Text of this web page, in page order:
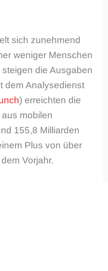
sich zunehmend
weniger Menschen
die Ausgaben
dem Analysedienst
) erreichten die
mobilen
155,8 Milliarden
Plus von über
Vorjahr.